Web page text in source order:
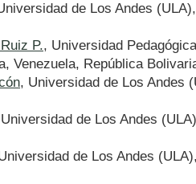
de Los Andes
P., Universidad
Venezuela, República
, Universidad de Los Andes
de Los Andes
de Los Andes